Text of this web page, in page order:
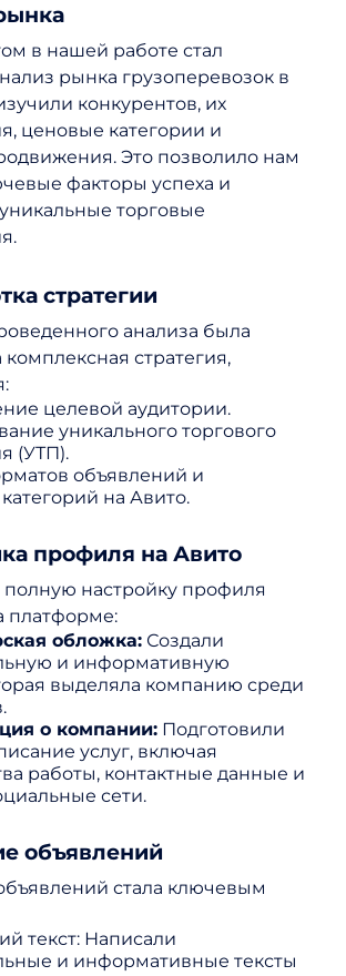
в нашей работе стал
рынка грузоперевозок в
конкурентов, их
ценовые категории и
Это позволило нам
факторы успеха и
торговые
стратегии
анализа была
комплексная стратегия,
целевой аудитории.
уникального торгового
(УТП).
объявлений и
на Авито.
профиля на Авито
настройку профиля
платформе:
обложка:Создали
и информативную
выделяла компанию среди
о компании:Подготовили
услуг, включая
работы, контактные данные и
сети.
объявлений
стала ключевым
текст: Написали
и информативные тексты